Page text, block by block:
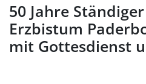
50 Jahre
Erzbistum
mit Gottesdienst